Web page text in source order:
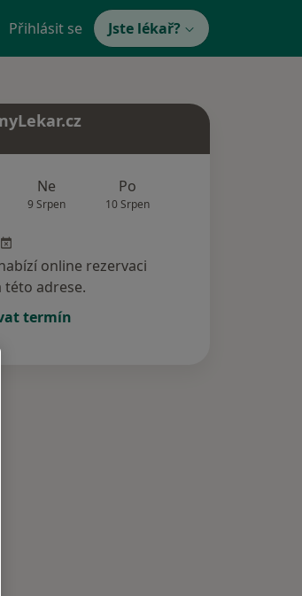
Přihlásit se Jste lékař?
Ne
9 Srpen
Po
10 Srpen
online rezervaci
adrese.
termín